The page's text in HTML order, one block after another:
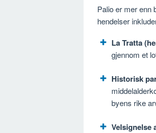
Palio er mer enn
hendelser
La Tratta
gjennom et
Historisk
byens rike
Velsignelse